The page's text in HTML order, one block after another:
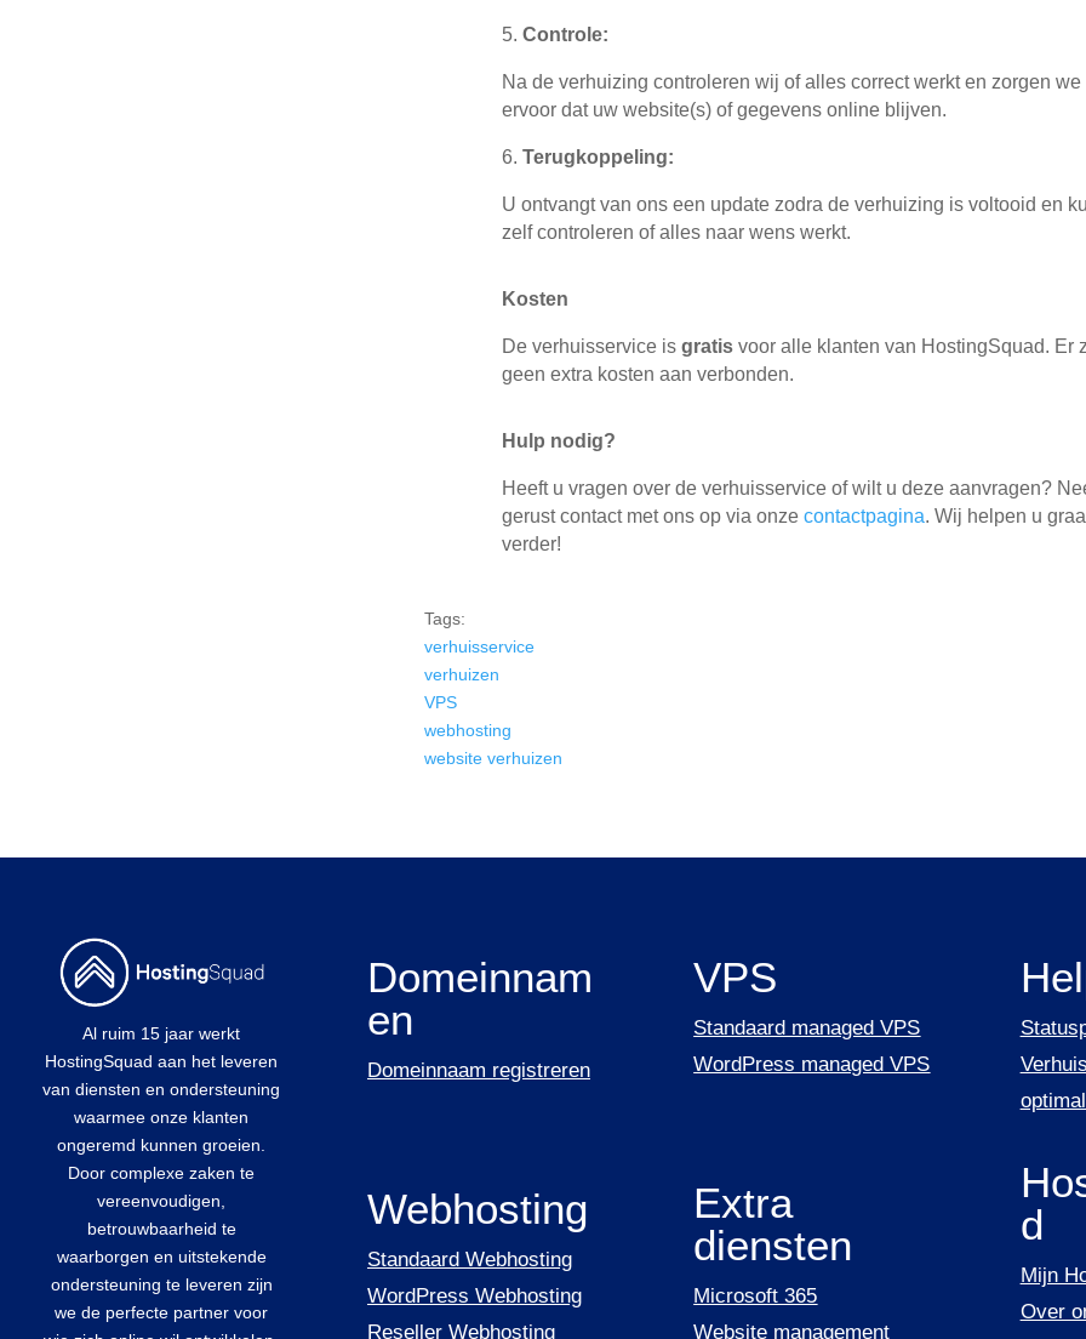
5. Controle:
Na de verhuizing controleren wij of alles correct werkt en zorgen we
ervoor dat uw website(s) of gegevens online blijven.
6. Terugkoppeling:
U ontvangt van ons een update zodra de verhuizing is voltooid en
zelf controleren of alles naar wens werkt.
Kosten
De verhuisservice isgratis voor alle klanten van HostingSquad. Er
geen extra kosten aan verbonden.
Hulp nodig?
Heeft u vragen over de verhuisservice of wilt u deze aanvragen?
gerust contact met ons op via onzecontactpagina. Wij helpen u
verder!
Tags:
verhuisservice
verhuizen
VPS
webhosting
website verhuizen
Al ruim 15 jaar werkt
HostingSquad aan het leveren
van diensten en ondersteuning
waarmee onze klanten
ongeremd kunnen groeien.
Door complexe zaken te
vereenvoudigen,
betrouwbaarheid te
waarborgen en uitstekende
ondersteuning te leveren zijn
we de perfecte partner voor
Domeinnam
en
Domeinnaam registreren
Webhosting
Standaard Webhosting
WordPress Webhosting
Reseller Webhosting
VPS
Standaard managed VPS
WordPress managed VPS
Extra
diensten
Microsoft 365
Website management
d
Mijn
Over